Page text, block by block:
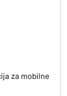
za mobilne